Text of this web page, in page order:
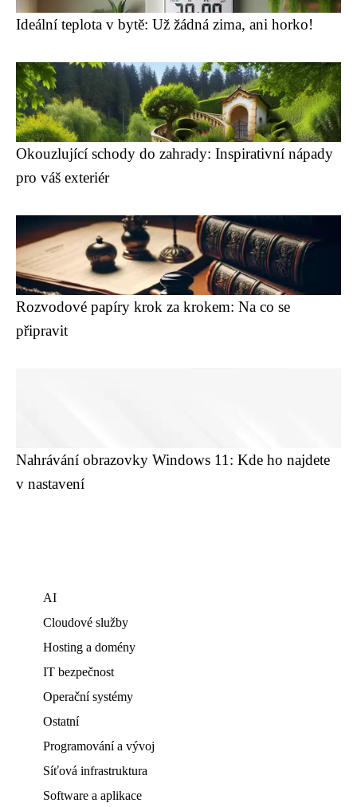
Ideální teplota v bytě: Už žádná zima, ani horko!
Okouzlující schody do zahrady: Inspirativní nápady
pro váš exteriér
Rozvodové papíry krok za krokem: Na co se
připravit
Nahrávání obrazovky Windows 11: Kde ho najdete
v nastavení
AI
Cloudové služby
Hosting a domény
IT bezpečnost
Operační systémy
Ostatní
Programování a vývoj
Síťová infrastruktura
Software a aplikace